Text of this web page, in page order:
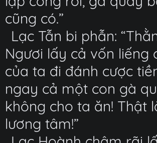
cũng có.”
Lạc Tẫn bi phẫn:
Ngươi lấy cả vốn liếng
của ta đi đánh cược
ngay cả một con gà
không cho ta ăn! Thật
lương tâm!”